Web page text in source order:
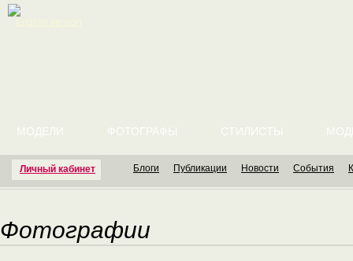
Личный кабинет
МОДЕЛИ ФОТОГРАФЫ СТИЛИСТЫ
Блоги Публикации Новости События
Фотографии